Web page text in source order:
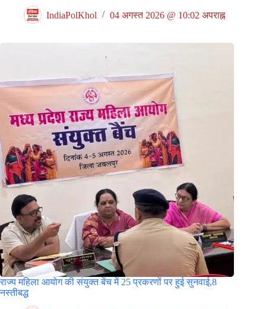
IndiaPolKhol 04 अगस्त 2026 @ 10:02 अपराह्न
राज्य महिला आयोग की संयुक्त बेंच में 25 प्रकरणों पर हुई सुनवाई,8
नस्तीबद्ध